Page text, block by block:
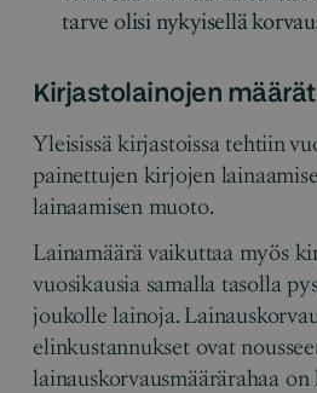
tarve olisi nykyisellä
Kirjastolainojen
Yleisissä kirjastoissa tehtiin
painettujen kirjojen
lainaamisen muoto.
Lainamäärä vaikuttaa myös
vuosikausia samalla tasolla
joukolle lainoja.
elinkustannukset ovat
lainauskorvausmäärärahaa